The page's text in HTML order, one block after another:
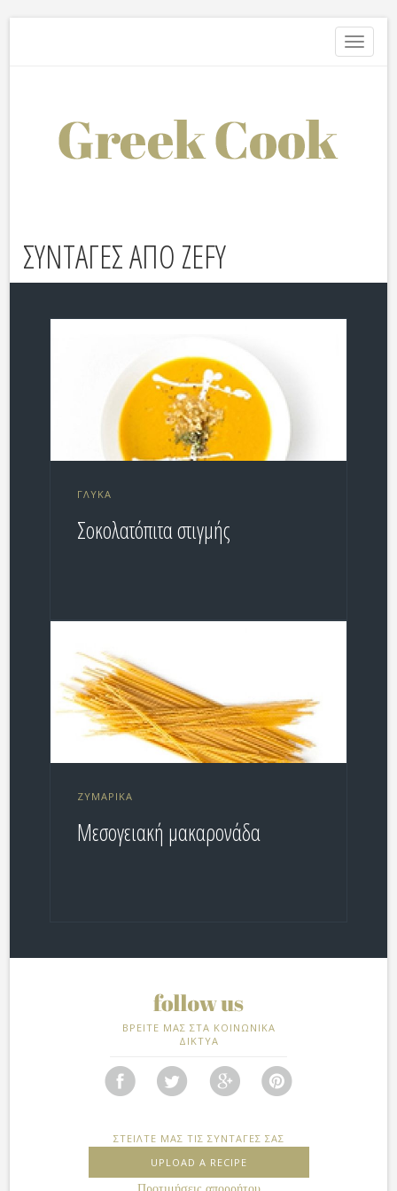
Toggle
ΣΥΝΤΑΓΕΣ ΑΠΟ ZEFY
ΓΛΥΚΆ
Σοκολατόπιτα στιγμής
ΖΥΜΑΡΙΚΆ
Μεσογειακή μακαρονάδα
ΒΡΕΙΤΕ ΜΑΣ ΣΤΑ ΚΟΙΝΩΝΙΚΑ
ΔΙΚΤΥΑ
ΣΤΕΙΛΤΕ ΜΑΣ ΤΙΣ ΣΥΝΤΑΓΕΣ ΣΑΣ
UPLOAD A RECIPE